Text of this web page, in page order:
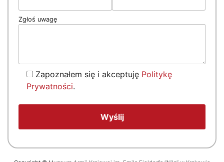
Zgłoś uwagę
Zapoznałem się i akceptuję Politykę
Prywatności.